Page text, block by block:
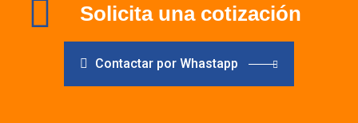
Solicita una cotización
Contactar por Whastapp